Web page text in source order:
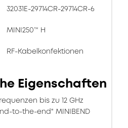
32031E-29714CR-29714CR-6
MINI250™ H
RF-Kabelkonfektionen
Eigenschaften
bis zu 12 GHz
to-the-end" MINIBEND